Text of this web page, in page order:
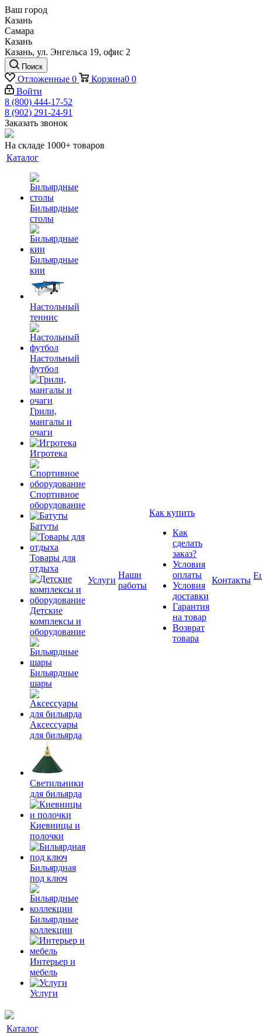
Ваш город
Казань
Самара
Казань
Казань, ул. Энгельса 19, офис 2
Поиск
Отложенные 0 Корзина0 0
Войти
8 (800) 444-17-52
8 (902) 291-24-91
Заказать звонок
На складе 1000+ товаров
Каталог
Бильярдные
столы
Бильярдные
кии
Настольный
теннис
Настольный
футбол
Грили,
мангалы и
очаги
Игротека
Спортивное
оборудование
Батуты
Товары для
отдыха
Детские
комплексы и
оборудование
Бильярдные
шары
Аксессуары
для бильярда
Светильники
для бильярда
Киевницы и
полочки
Бильярдная
под ключ
Бильярдные
коллекции
Интерьер и
мебель
Услуги
Услуги
Наши
работы
Как купить
Как
сделать
заказ?
Условия
оплаты
Условия
доставки
Гарантия
на товар
Возврат
товара
Контакты
Каталог